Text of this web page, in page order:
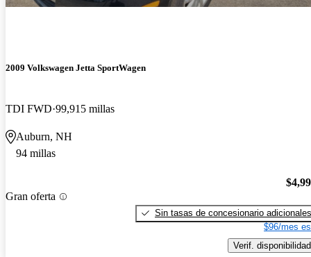
2009 Volkswagen Jetta SportWagen
TDI FWD 99,915 millas
Auburn, NH
94 millas
Gran oferta
Sin tasas de concesionario adicionales
$96/mes
Verif. disponibilidad